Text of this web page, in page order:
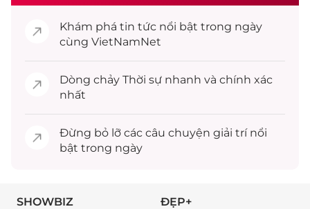
Khám phá tin tức nổi bật trong ngày
cùng VietNamNet
Dòng chảy Thời sự nhanh và chính xác
nhất
Đừng bỏ lỡ các câu chuyện giải trínổi
bật trong ngày
SHOWBIZ ĐẸP+